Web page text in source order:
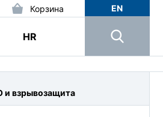
Корзина
HR
EN
и взрывозащита